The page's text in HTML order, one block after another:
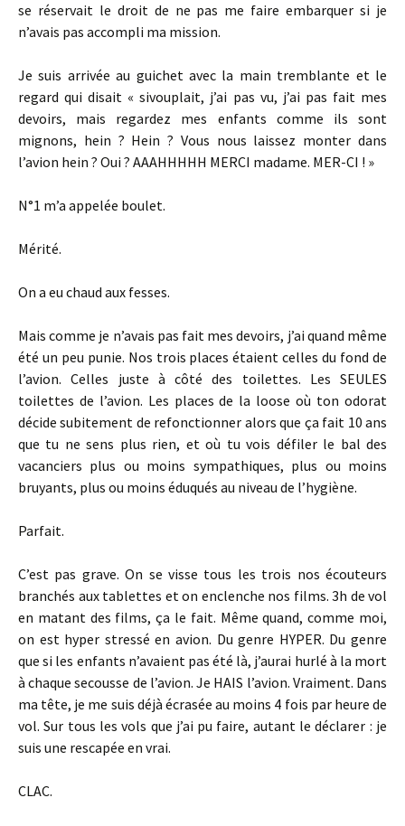
se réservait le droit de ne pas me faire embarquer si je
n’avais pas accompli ma mission.
Je suis arrivée au guichet avec la main tremblante et le
regard qui disait « sivouplait, j’ai pas vu, j’ai pas fait mes
devoirs, mais regardez mes enfants comme ils sont
mignons, hein ? Hein ? Vous nous laissez monter dans
l’avion hein ? Oui ? AAAHHHHH MERCI madame. MER-CI ! »
N°1 m’a appelée boulet.
Mérité.
On a eu chaud aux fesses.
Mais comme je n’avais pas fait mes devoirs, j’ai quand même
été un peu punie. Nos trois places étaient celles du fond de
l’avion. Celles juste à côté des toilettes. Les SEULES
toilettes de l’avion. Les places de la loose où ton odorat
décide subitement de refonctionner alors que ça fait 10 ans
que tu ne sens plus rien, et où tu vois défiler le bal des
vacanciers plus ou moins sympathiques, plus ou moins
bruyants, plus ou moins éduqués au niveau de l’hygiène.
Parfait.
C’est pas grave. On se visse tous les trois nos écouteurs
branchés aux tablettes et on enclenche nos films. 3h de vol
en matant des films, ça le fait. Même quand, comme moi,
on est hyper stressé en avion. Du genre HYPER. Du genre
que si les enfants n’avaient pas été là, j’aurai hurlé à la mort
à chaque secousse de l’avion. Je HAIS l’avion. Vraiment. Dans
ma tête, je me suis déjà écrasée au moins 4 fois par heure de
vol. Sur tous les vols que j’ai pu faire, autant le déclarer : je
suis une rescapée en vrai.
CLAC.